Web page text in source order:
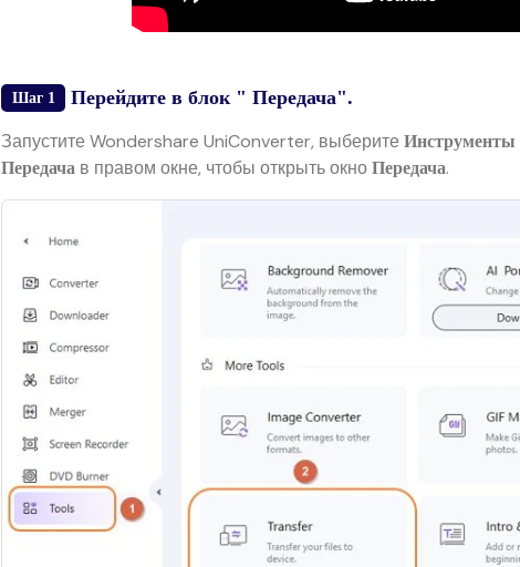
Шаг 1 Перейдите в блок " Передача".
Запустите Wondershare UniConverter, выберитеИнструменты
Передача в правом окне, чтобы открыть окноПередача.